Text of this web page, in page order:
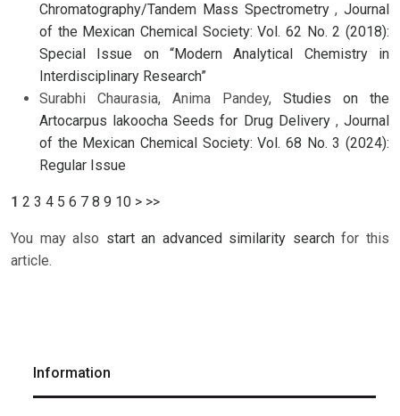
Chromatography/Tandem Mass Spectrometry, Journal
of the Mexican Chemical Society: Vol. 62 No. 2 (2018):
Special Issue on “Modern Analytical Chemistry in
Interdisciplinary Research”
Surabhi Chaurasia, Anima Pandey, Studies on the
Artocarpus lakoocha Seeds for Drug Delivery ,Journal
of the Mexican Chemical Society: Vol. 68 No. 3 (2024):
Regular Issue
1 2 3 4 5 6 7 8 9 10 > >>
You may also start an advanced similarity searchfor this
article.
Information